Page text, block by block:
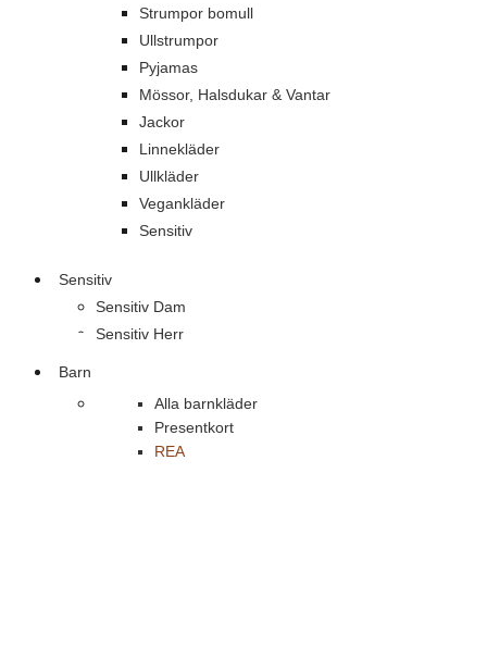
Strumpor bomull
Ullstrumpor
Pyjamas
Mössor, Halsdukar & Vantar
Jackor
Linnekläder
Ullkläder
Vegankläder
Sensitiv
Sensitiv
Sensitiv Dam
Sensitiv Herr
Barn
Alla barnkläder
Presentkort
REA